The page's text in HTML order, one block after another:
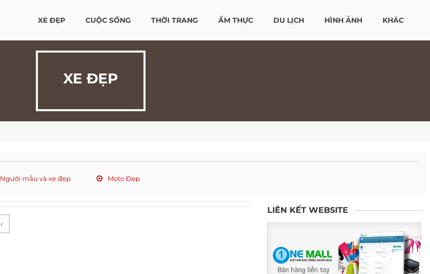
XE ĐẸP CUỘC SỐNG THỜI TRANG ẨM THỰC DU LỊCH HÌNH ẢNH KHÁC
XE ĐẸP
Người mẫu và xe đẹp Moto Đẹp
‹
LIÊN KẾT WEBSITE